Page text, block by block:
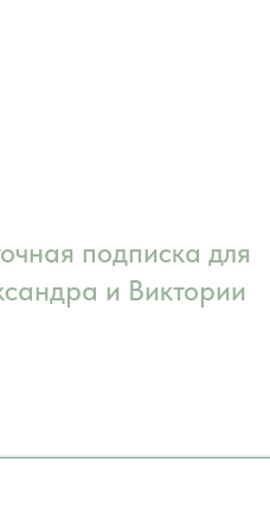
подписка для
и Виктории